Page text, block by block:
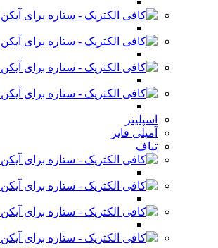
اسپلیتر
آمپلی فایر
تپاف